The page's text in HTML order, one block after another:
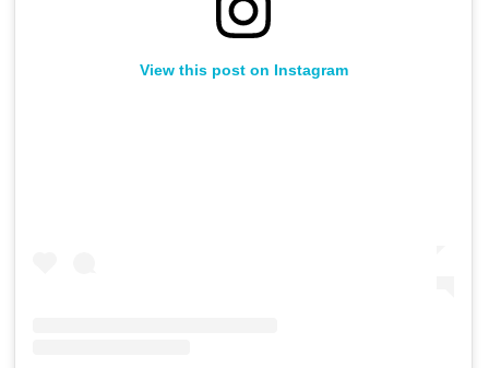
View this post on Instagram